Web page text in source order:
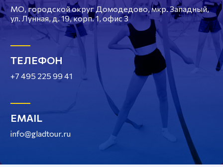
МО, городской округ Домодедово, мкр. Западный,
ул. Лунная, д. 19, корп. 1, офис 3
ТЕЛЕФОН
+7 495 225 99 41
EMAIL
info@gladtour.ru